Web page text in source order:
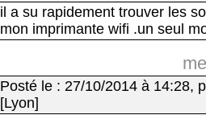
il a su rapidement trouver les
mon imprimante wifi .un seul
Posté le : 27/10/2014 à 14:28,
[Lyon]